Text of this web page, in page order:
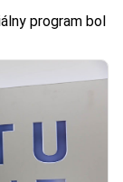
program bol